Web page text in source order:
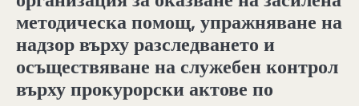
методическа помощ, упражняване на
надзор върху разследването и
осъществяване на служебен контрол
върху прокурорски актове по